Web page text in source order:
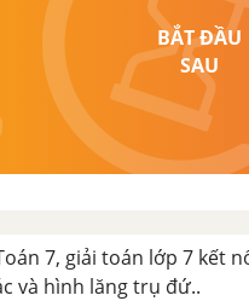
BẮT ĐẦU
SAU
7, giải toán lớp 7 kết
và hình lăng trụ đứ..